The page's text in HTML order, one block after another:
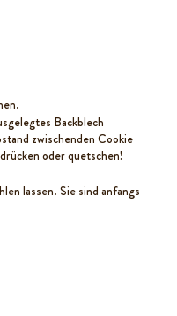
Backblech
zwischenden Cookie
oder quetschen!
lassen. Sie sind anfangs